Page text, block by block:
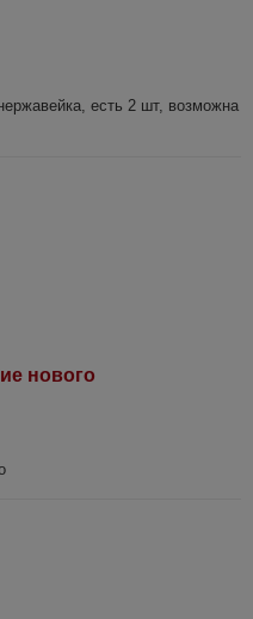
есть 2 шт, возможна
нового